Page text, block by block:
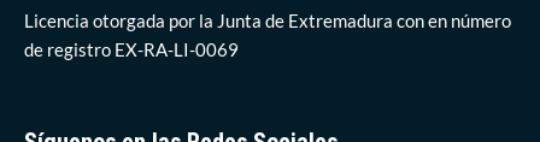
teatro
Mérida
Licencia otorgada por la Junta de Extremadura con en número
de registro EX-RA-LI-0069